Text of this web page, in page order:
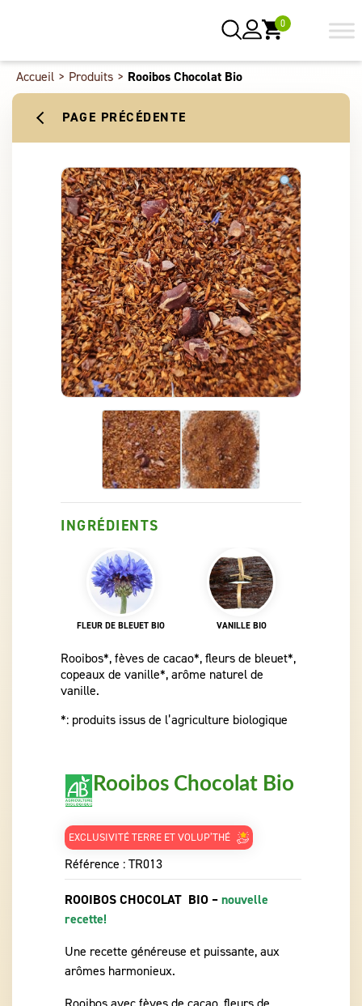
0
Accueil > Produits > Rooibos Chocolat Bio
PAGE PRÉCÉDENTE
INGRÉDIENTS
FLEUR DE BLEUET BIO VANILLE BIO
Rooibos*, fèves de cacao*, fleurs de bleuet*,
copeaux de vanille*, arôme naturel de
vanille.
*: produits issus de l’agriculture biologique
Rooibos Chocolat Bio
EXCLUSIVITÉ TERRE ET VOLUP’THÉ
Référence :TR013
ROOIBOS CHOCOLAT BIO –nouvelle
recette!
Une recette généreuse et puissante, aux
arômes harmonieux.